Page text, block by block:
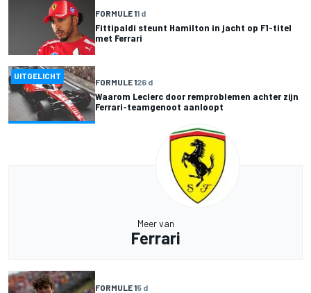
FORMULE 11 d
Fittipaldi steunt Hamilton in jacht op F1-titel
met Ferrari
UITGELICHT
FORMULE 126 d
Waarom Leclerc door remproblemen achter zijn
Ferrari-teamgenoot aanloopt
Meer van
Ferrari
FORMULE 15 d